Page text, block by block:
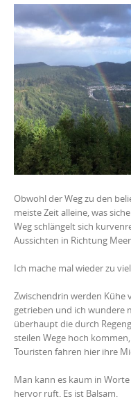
Obwohl der Weg zu den
meiste Zeit alleine, was
Weg schlängelt sich
Aussichten in Richtung
Ich mache mal wieder zu
Zwischendrin werden Kühe
getrieben und ich wundere
überhaupt die durch
steilen Wege hoch
Touristen fahren hier ihre
Man kann es kaum in
hervor ruft. Es ist Balsam.